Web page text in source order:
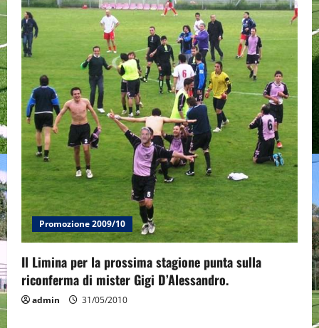
i
g
a
t
i
o
n
Promozione 2009/10
Il Limina per la prossima stagione punta sulla
riconferma di mister Gigi D’Alessandro.
admin 31/05/2010